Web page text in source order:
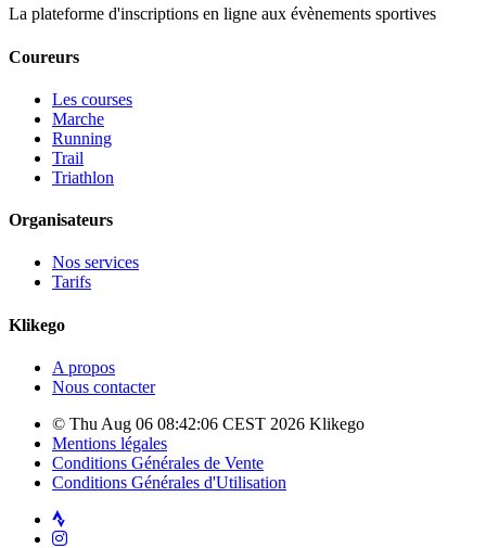
La plateforme d'inscriptions en ligne aux évènements sportives
Coureurs
Les courses
Marche
Running
Trail
Triathlon
Organisateurs
Nos services
Tarifs
Klikego
A propos
Nous contacter
© Thu Aug 06 08:42:06 CEST 2026 Klikego
Mentions légales
Conditions Générales de Vente
Conditions Générales d'Utilisation
Strava
Instagram